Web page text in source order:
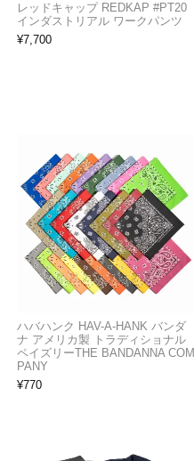
レッドキャップ REDKAP #PT20
インダストリアル ワークパンツ
¥7,700
ハバハンク HAV-A-HANK バンダ
ナ アメリカ製 トラディショナル
ペイズリーTHE BANDANNA COM
PANY
¥770